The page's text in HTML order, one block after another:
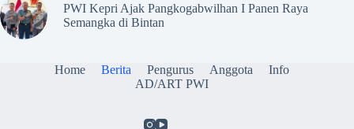
PWI Kepri Ajak Pangkogabwilhan I Panen Raya
Semangka di Bintan
Home Berita Pengurus Anggota
Info
AD/ART PWI